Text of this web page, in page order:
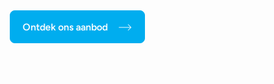
Ontdek ons aanbod